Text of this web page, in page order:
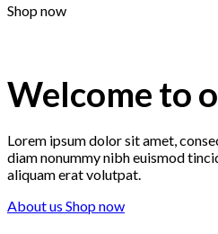
Shop now
Welcome to
Lorem ipsum dolor sit amet,
diam nonummy nibh euismod
aliquam erat volutpat.
About us Shop now